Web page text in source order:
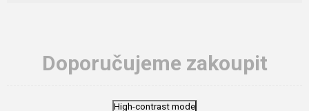
Doporučujeme zakoupit
High-contrast mode